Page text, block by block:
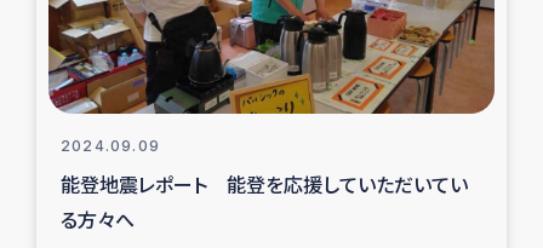
復興支援事業
民際教育事業
2024.09.09
能登地震レポート 能登を応援していただいてい
る方々へ